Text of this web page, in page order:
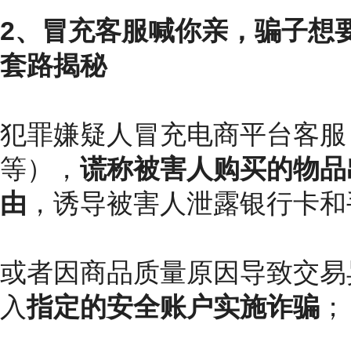
2、
冒充客服喊你亲，骗子想
套路揭秘
犯罪嫌疑人冒充电商平台客
等）， 谎称被害人购买的物
由 ，诱导被害人泄露银行卡
或者因商品质量原因导致交
入指定的安全账户实施诈骗 ；